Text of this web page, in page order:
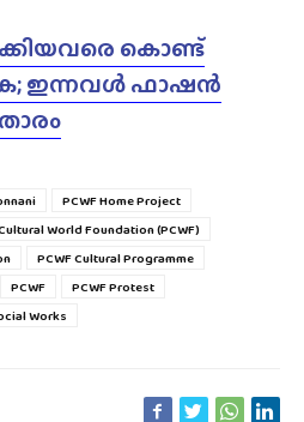
കൊണ്ട്
ഇന്നവൾ ഫാഷൻ
PCWF Home Project
World Foundation (PCWF)
PCWF Cultural Programme
PCWF
PCWF Protest
Works